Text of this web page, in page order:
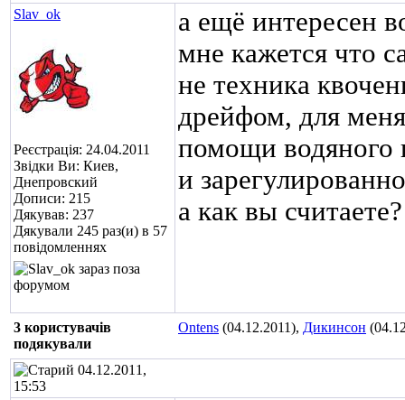
Slav_ok
Реєстрація: 24.04.2011
Звідки Ви: Киев,
Днепровский
Дописи: 215
Дякував: 237
Дякували 245 раз(и) в 57
повідомленнях
а ещё интересен
мне кажется что
не техника
дрейфом, для
помощи водяного
и
а как вы считаете?
3 користувачів
подякували
Ontens (04.12.2011), Дикинсон
04.12.2011,
15:53